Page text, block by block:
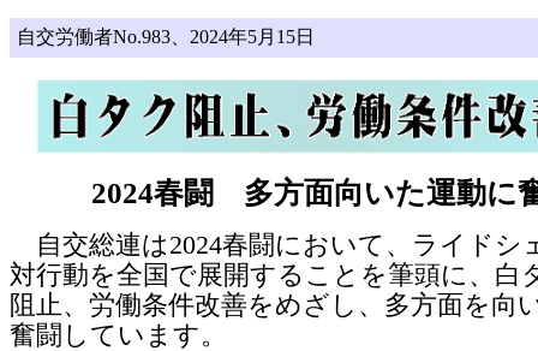
自交労働者No.983、2024年5月15日
2024春闘 多方面向いた運動に
自交総連は2024春闘において、ライドシ
対行動を全国で展開することを筆頭に、白
阻止、労働条件改善をめざし、多方面を向
奮闘しています。